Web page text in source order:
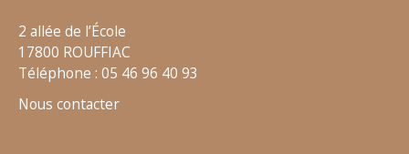
2 allée de l’École
17800 ROUFFIAC
Téléphone : 05 46 96 40 93
Nous contacter